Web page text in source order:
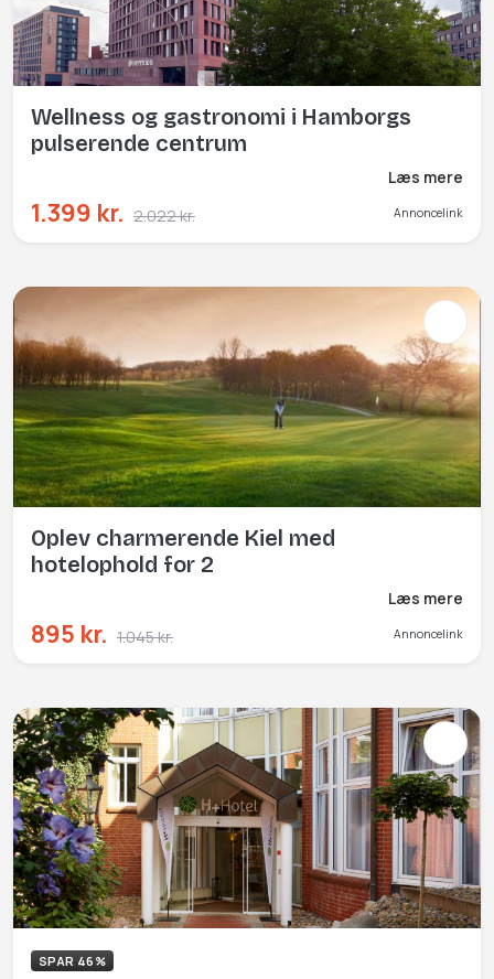
Wellness og gastronomi i Hamborgs
pulserende centrum
Læs mere
1.399 kr. 2.022 kr. Annoncelink
Oplev charmerende Kiel med
hotelophold for 2
Læs mere
895 kr. 1.045 kr. Annoncelink
SPAR 46%